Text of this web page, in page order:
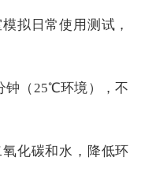
拟日常使用测试，
钟（25℃环境），不
化碳和水，降低环